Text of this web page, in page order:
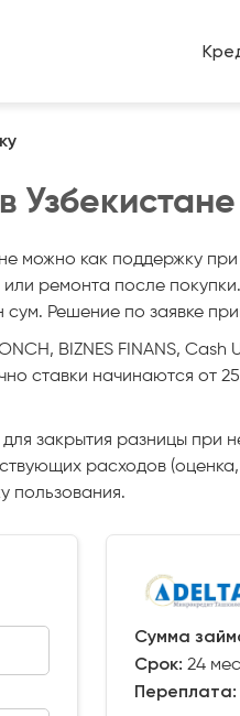
Узбекистане
можно как поддержку
ремонта после
Решение по заявке
BIZNES FINANS,
ставки начинаются от
закрытия разницы
расходов
пользования.
Сумма
Срок: 24
Переплата: